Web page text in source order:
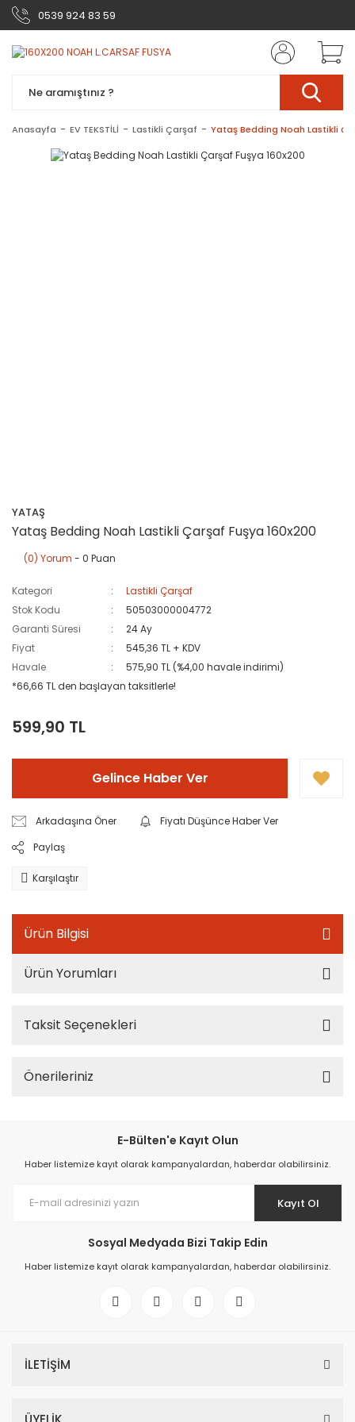
0539 924 83 59
Anasayfa EV TEKSTİLİ Lastikli Çarşaf Yataş Bedding Noah Lastikli
YATAŞ
Yataş Bedding Noah Lastikli Çarşaf Fuşya 160x200
(0) Yorum - 0 Puan
Kategori
Lastikli Çarşaf
Stok Kodu
50503000004772
Garanti Süresi
24 Ay
Fiyat
545,36 TL + KDV
Havale
575,90 TL (%4,00 havale indirimi)
*66,66 TL den başlayan taksitlerle!
599,90 TL
Gelince Haber Ver
Arkadaşına Öner
Fiyatı Düşünce Haber Ver
Paylaş
Karşılaştır
Ürün Bilgisi
Ürün Yorumları
Taksit Seçenekleri
Önerileriniz
E-Bülten'e Kayıt Olun
Haber listemize kayıt olarak kampanyalardan, haberdar olabilirsiniz.
Kayıt Ol
Sosyal Medyada Bizi Takip Edin
Haber listemize kayıt olarak kampanyalardan, haberdar olabilirsiniz.
İLETİŞİM